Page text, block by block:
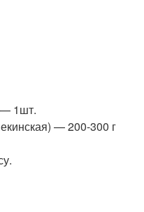
— 1шт.
— 200-300 г